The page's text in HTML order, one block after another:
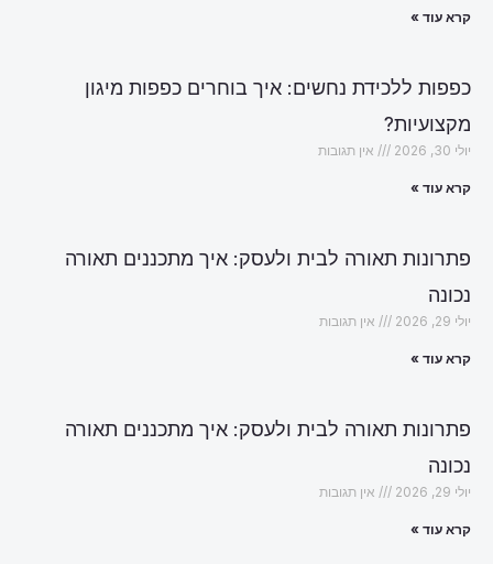
קרא עוד »
כפפות ללכידת נחשים: איך בוחרים כפפות מיגון
מקצועיות?
יולי 30, 2026 אין תגובות
קרא עוד »
פתרונות תאורה לבית ולעסק: איך מתכננים תאורה
נכונה
יולי 29, 2026 אין תגובות
קרא עוד »
פתרונות תאורה לבית ולעסק: איך מתכננים תאורה
נכונה
יולי 29, 2026 אין תגובות
קרא עוד »